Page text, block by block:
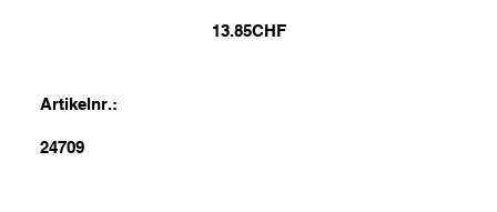
13.85CHF
Artikelnr.:
24709